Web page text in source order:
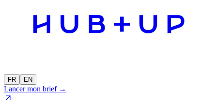
FR EN
Lancer mon brief →